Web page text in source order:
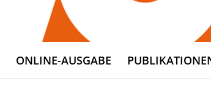
ONLINE-AUSGABE